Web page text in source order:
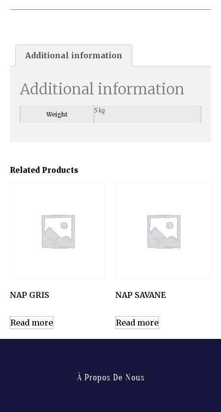
Related Products
NAP GRIS
Read more
NAP SAVANE
Read more
Additional information
Additional information
Weight
5 kg
À Propos De Nous